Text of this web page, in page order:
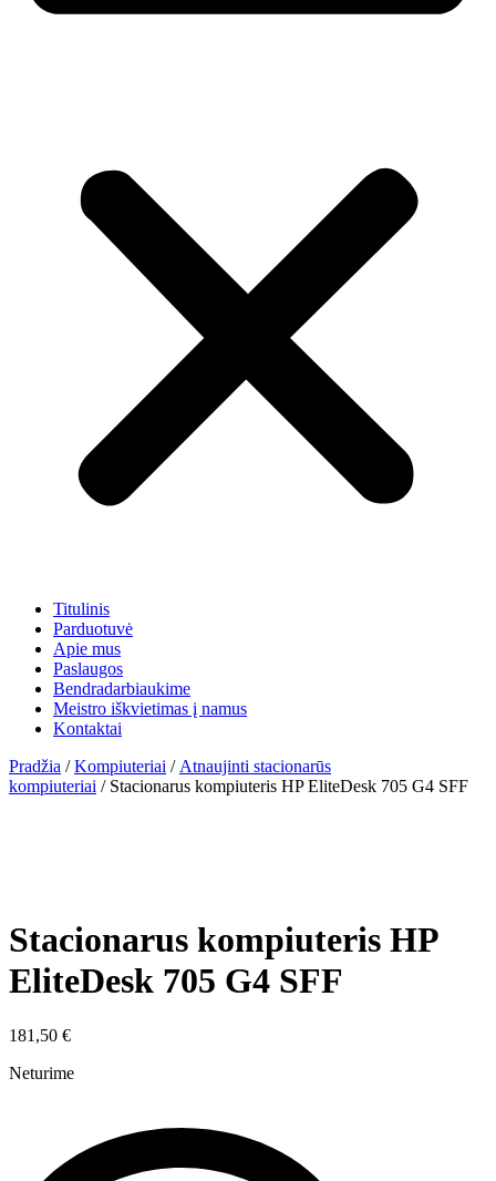
Titulinis
Parduotuvė
Apie mus
Paslaugos
Bendradarbiaukime
Meistro iškvietimas į namus
Kontaktai
Pradžia /Kompiuteriai / Atnaujinti stacionarūs
kompiuteriai / Stacionarus kompiuteris HP EliteDesk 705 G4 SFF
Stacionarus kompiuteris HP
EliteDesk 705 G4 SFF
181,50 €
Neturime